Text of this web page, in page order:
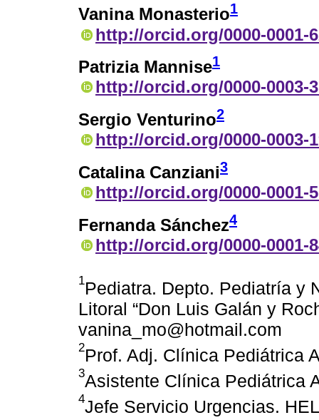
Vanina Monasterio1
http://orcid.org/0000-0001-
Patrizia Mannise1
http://orcid.org/0000-0003-
Sergio Venturino2
http://orcid.org/0000-0003-
Catalina Canziani3
http://orcid.org/0000-0001-
Fernanda Sánchez4
http://orcid.org/0000-0001-
1Pediatra. Depto. Pediatría y
Litoral “Don Luis Galán y
vanina_mo@hotmail.com
2Prof. Adj. Clínica Pediátrica
3Asistente Clínica Pediátrica
4Jefe Servicio Urgencias.